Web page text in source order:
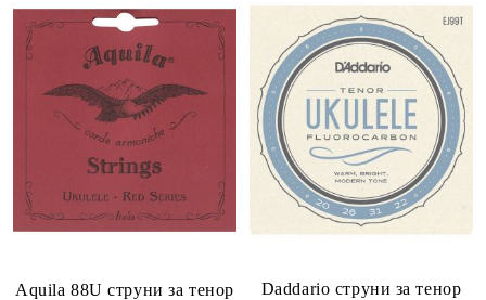
Aquila 88U струни за тенор
Daddario струни за тенор